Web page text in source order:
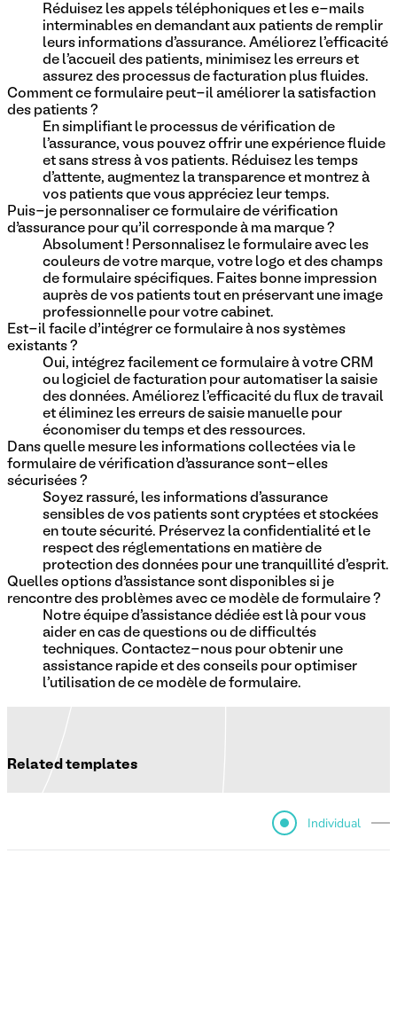
Réduisez les appels téléphoniques et les e-mails
interminables en demandant aux patients de remplir
leurs informations d'assurance. Améliorez l'efficacité
de l'accueil des patients, minimisez les erreurs et
assurez des processus de facturation plus fluides.
Comment ce formulaire peut-il améliorer la satisfaction
des patients ?
En simplifiant le processus de vérification de
l'assurance, vous pouvez offrir une expérience fluide
et sans stress à vos patients. Réduisez les temps
d'attente, augmentez la transparence et montrez à
vos patients que vous appréciez leur temps.
Puis-je personnaliser ce formulaire de vérification
d’assurance pour qu’il corresponde à ma marque ?
Absolument ! Personnalisez le formulaire avec les
couleurs de votre marque, votre logo et des champs
de formulaire spécifiques. Faites bonne impression
auprès de vos patients tout en préservant une image
professionnelle pour votre cabinet.
Est-il facile d’intégrer ce formulaire à nos systèmes
existants ?
Oui, intégrez facilement ce formulaire à votre CRM
ou logiciel de facturation pour automatiser la saisie
des données. Améliorez l'efficacité du flux de travail
et éliminez les erreurs de saisie manuelle pour
économiser du temps et des ressources.
Dans quelle mesure les informations collectées via le
formulaire de vérification d’assurance sont-elles
sécurisées ?
Soyez rassuré, les informations d'assurance
sensibles de vos patients sont cryptées et stockées
en toute sécurité. Préservez la confidentialité et le
respect des réglementations en matière de
protection des données pour une tranquillité d'esprit.
Quelles options d’assistance sont disponibles si je
rencontre des problèmes avec ce modèle de formulaire ?
Notre équipe d'assistance dédiée est là pour vous
aider en cas de questions ou de difficultés
techniques. Contactez-nous pour obtenir une
assistance rapide et des conseils pour optimiser
l'utilisation de ce modèle de formulaire.
Related templates